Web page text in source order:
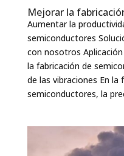
Mejorar la
Aumentar la
semiconductores
con nosotros
la fabricación de
de las vibraciones En la
semiconductores, la